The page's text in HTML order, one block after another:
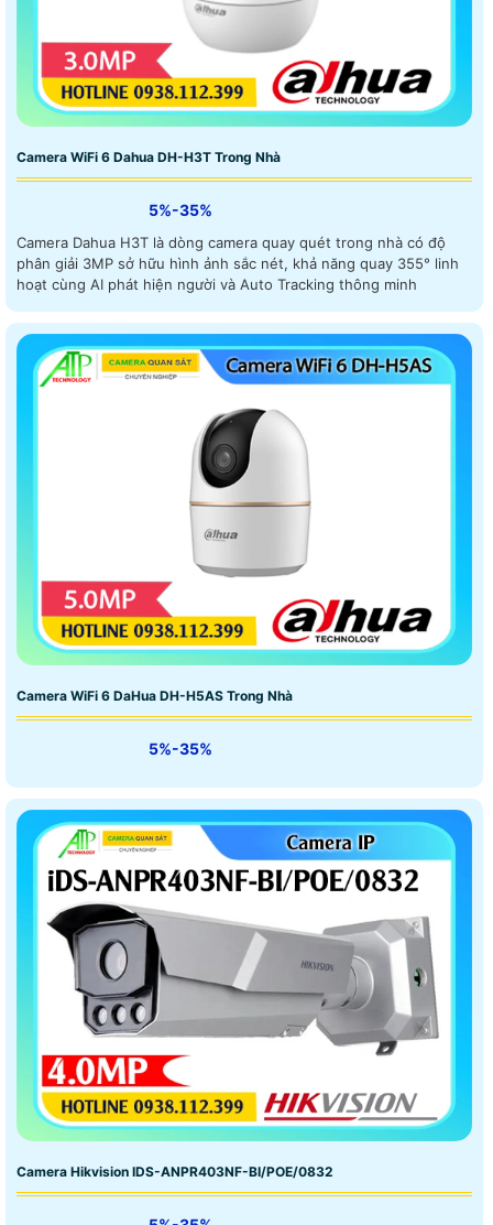
Camera WiFi 6 Dahua DH-H3T Trong Nhà
5%-35%
Camera Dahua H3T là dòng camera quay quét trong nhà có độ
phân giải 3MP sở hữu hình ảnh sắc nét, khả năng quay 355° linh
hoạt cùng AI phát hiện người và Auto Tracking thông minh
Camera WiFi 6 DaHua DH-H5AS Trong Nhà
5%-35%
Camera Hikvision IDS-ANPR403NF-BI/POE/0832